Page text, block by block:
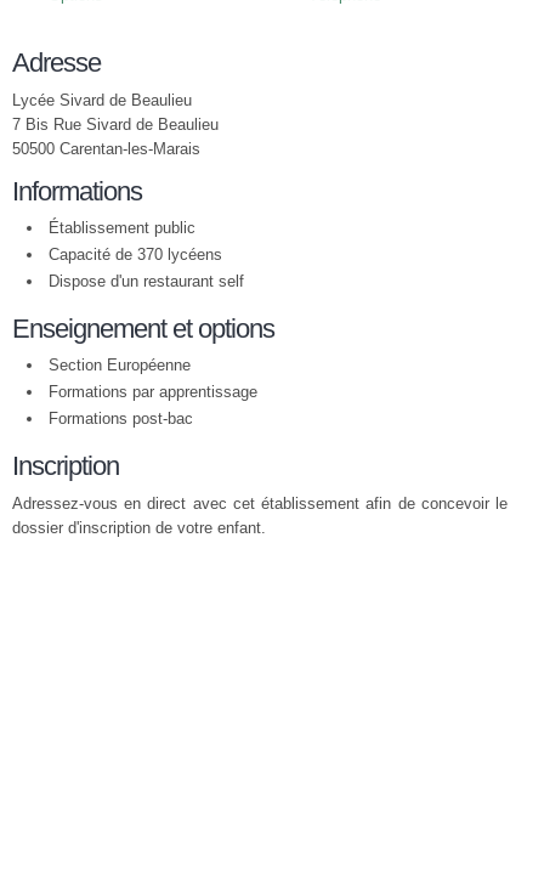
Adresse
Lycée Sivard de Beaulieu
7 Bis Rue Sivard de Beaulieu
50500 Carentan-les-Marais
Informations
Établissement public
Capacité de 370 lycéens
Dispose d'un restaurant self
Enseignement et options
Section Européenne
Formations par apprentissage
Formations post-bac
Inscription
Adressez-vous en direct avec cet établissement afin de concevoir le
dossier d'inscription de votre enfant.